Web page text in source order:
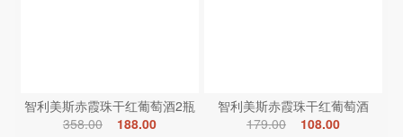
智利美斯赤霞珠干红葡萄酒2瓶
358.00
188.00
智利美斯赤霞珠干红葡萄酒
179.00
108.00